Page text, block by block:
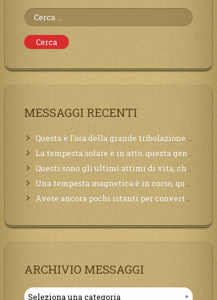
Ricerca
per:
MESSAGGI RECENTI
Questa è l’ora della grande tribolazione. Volgetemi il vostro cuore
La tempesta solare è in atto, questa generazione soffrirà molto, la Terra arderà, l’acqua sarà contaminata, il cibo non sarà più nelle vostre mense.
Questi sono gli ultimi attimi di vita, chi si vuole salvare Mi chiami in suo aiuto.
Una tempesta magnetica è in corso, questa generazione patirà. Il black out non tarderà ad arrivare e tutta la Terra sarà oscurata.
Avete ancora pochi istanti per convertirvi, non perdete tempo, la sciagura arriverà all’improvviso e per chi non si sarà preparato saranno dolori.
ARCHIVIO MESSAGGI
Archivio